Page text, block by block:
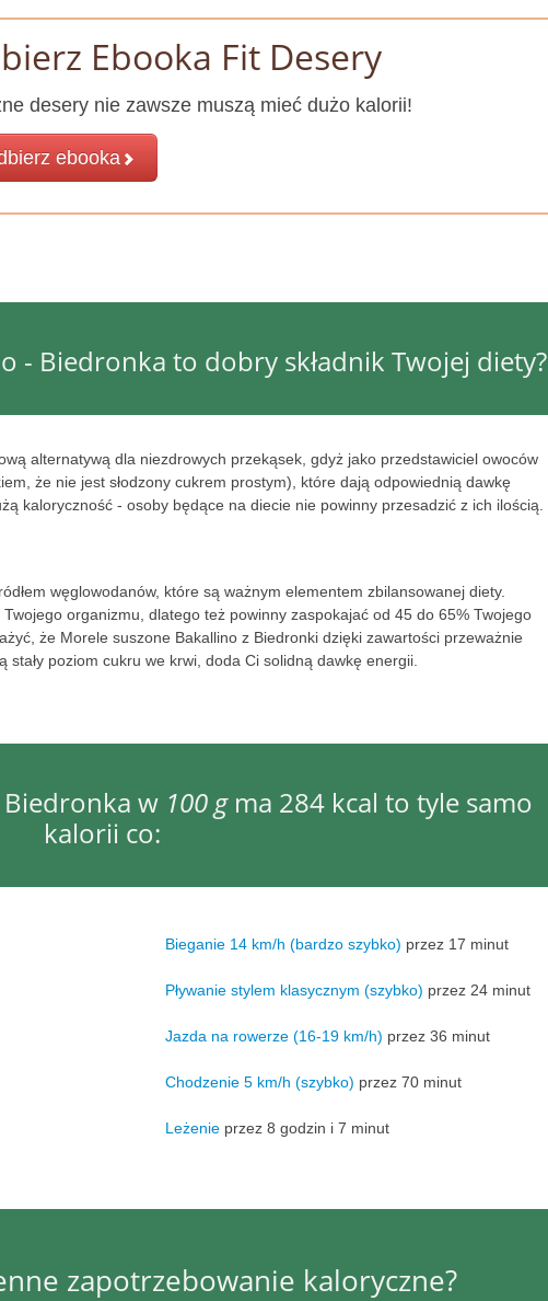
Ebooka Fit Desery
desery nie zawsze muszą mieć dużo kalorii!
ebooka
- Biedronka to dobry składnik Twojej diety?
alternatywą dla niezdrowych przekąsek, gdyż jako przedstawiciel owoców
że nie jest słodzony cukrem prostym), które dają odpowiednią dawkę
kaloryczność - osoby będące na diecie nie powinny przesadzić z ich ilością.
węglowodanów, które są ważnym elementem zbilansowanej diety.
organizmu, dlatego też powinny zaspokajać od 45 do 65% Twojego
że Morele suszone Bakallino z Biedronki dzięki zawartości przeważnie
poziom cukru we krwi, doda Ci solidną dawkę energii.
w 100 gma 284 kcal to tyle samo
kalorii co:
Bieganie 14 km/h (bardzo szybko) przez 17 minut
Pływanie stylem klasycznym (szybko) przez 24 minut
Jazda na rowerze (16-19 km/h) przez 36 minut
Chodzenie 5 km/h (szybko) przez 70 minut
Leżenieprzez 8 godzin i 7 minut
zapotrzebowanie kaloryczne?